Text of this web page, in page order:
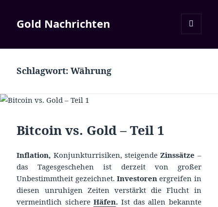
Gold Nachrichten
Schlagwort:Währung
Bitcoin vs. Gold – Teil 1
Inflation, Konjunkturrisiken, steigende Zinssätze –
das Tagesgeschehen ist derzeit von großer
Unbestimmtheit gezeichnet. Investoren ergreifen in
diesen unruhigen Zeiten verstärkt die Flucht in
vermeintlich sichereHäfen. Ist das allen bekannte